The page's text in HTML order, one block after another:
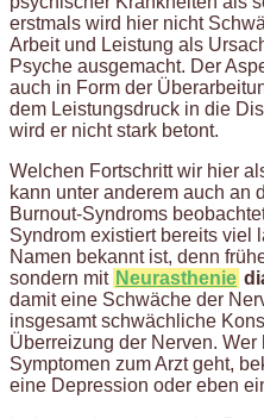
erstmals wird hier nicht
Arbeit und Leistung als
Psyche ausgemacht. Der
auch in Form der
dem Leistungsdruck in die
wird er nicht stark betont.
Welchen Fortschritt wir hier
kann unter anderem auch an
Burnout-Syndroms
Syndrom existiert bereits viel
Namen bekannt ist, denn
sondern mit Neurasthenie
damit eine Schwäche der
insgesamt schwächliche
Überreizung der Nerven.
Symptomen zum Arzt geht,
eine Depression oder eben